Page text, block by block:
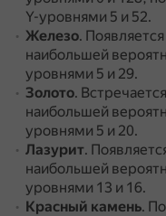
Y-уровнями 5 и 52.
Железо.
наибольшей
уровнями 5 и 29.
Золото.
наибольшей
уровнями 5 и 20.
Лазурит.
наибольшей
уровнями 13 и 16.
Красный камень.